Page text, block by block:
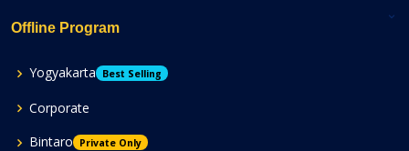
Offline Program
Yogyakarta Best Selling
Corporate
Bintaro
Private Only